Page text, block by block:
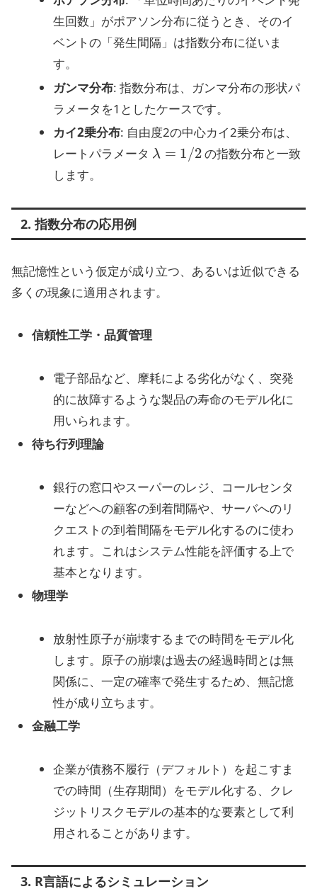
生回数」がポアソン分布に従うとき、そのイ
ベントの「発生間隔」は指数分布に従いま
す。
ガンマ分布: 指数分布は、ガンマ分布の形状パ
ラメータを1としたケースです。
カイ2乗分布: 自由度2の中心カイ2乗分布は、
レートパラメータ
λ=1/2
の指数分布と一致
します。
2. 指数分布の応用例
無記憶性という仮定が成り立つ、あるいは近似できる
多くの現象に適用されます。
信頼性工学・品質管理
電子部品など、摩耗による劣化がなく、突発
的に故障するような製品の寿命のモデル化に
用いられます。
待ち行列理論
銀行の窓口やスーパーのレジ、コールセンタ
ーなどへの顧客の到着間隔や、サーバへのリ
クエストの到着間隔をモデル化するのに使わ
れます。これはシステム性能を評価する上で
基本となります。
物理学
放射性原子が崩壊するまでの時間をモデル化
します。原子の崩壊は過去の経過時間とは無
関係に、一定の確率で発生するため、無記憶
性が成り立ちます。
金融工学
企業が債務不履行（デフォルト）を起こすま
での時間（生存期間）をモデル化する、クレ
ジットリスクモデルの基本的な要素として利
用されることがあります。
3. R言語によるシミュレーション